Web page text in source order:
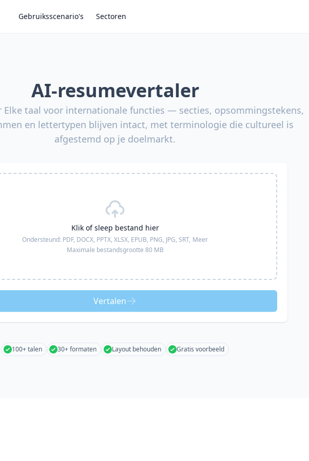
Gebruiksscenario's Sectoren
AI-resumevertaler
Elke taal voor internationale functies — secties, opsommingstekens,
en lettertypen blijven intact, met terminologie die cultureel is
afgestemd op je doelmarkt.
Klik of sleep bestand hier
Ondersteund: PDF, DOCX, PPTX, XLSX, EPUB, PNG, JPG, SRT, Meer
Maximale bestandsgrootte 80 MB
Vertalen
100+ talen 30+ formaten Layout behouden Gratis voorbeeld